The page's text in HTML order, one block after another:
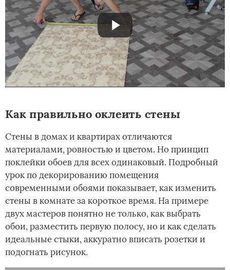
Как правильно оклеить стены
Стены в домах и квартирах отличаются
материалами, ровностью и цветом. Но принцип
поклейки обоев для всех одинаковый. Подробный
урок по декорированию помещения
современными обоями показывает, как изменить
стены в комнате за короткое время. На примере
двух мастеров понятно не только, как выбрать
обои, разместить первую полосу, но и как сделать
идеальные стыки, аккуратно вписать розетки и
подогнать рисунок.